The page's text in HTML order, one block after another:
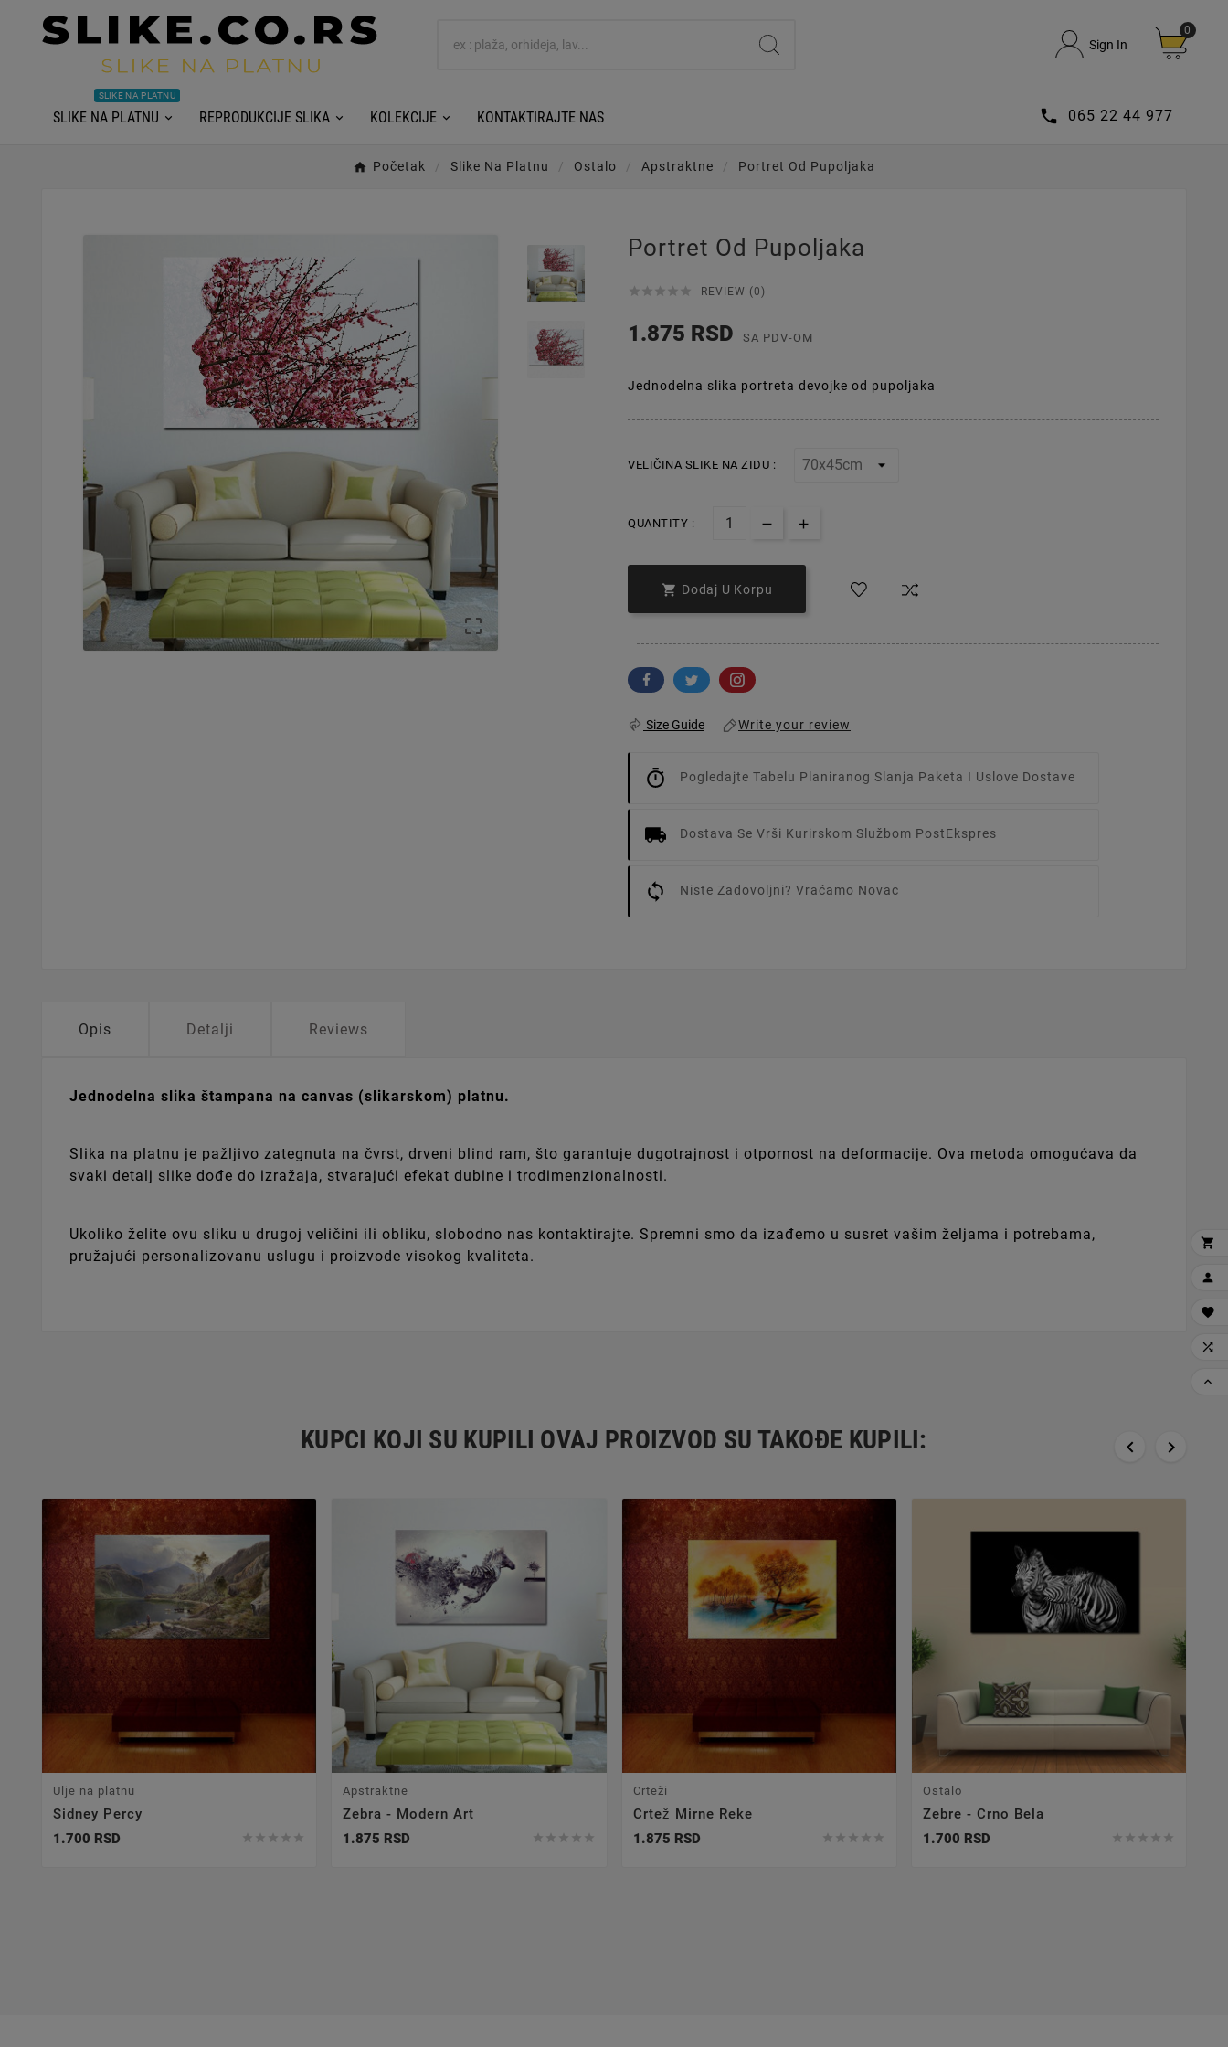
Sign In
0
SLIKE NA PLATNU
SLIKE NA PLATNU
REPRODUKCIJE SLIKA KOLEKCIJE KONTAKTIRAJTE NAS  065 22 44 977
Početak Slike Na Platnu Ostalo Apstraktne Portret Od Pupoljaka

Portret Od Pupoljaka
     REVIEW (0)
1.875 RSD SA PDV-OM
Jednodelna slika portreta devojke od pupoljaka
VELIČINA SLIKE NA ZIDU :
QUANTITY :
 Dodaj U Korpu
Size Guide Write your review
Pogledajte Tabelu Planiranog Slanja Paketa I Uslove Dostave
Dostava Se Vrši Kurirskom Službom PostEkspres
Niste Zadovoljni? Vraćamo Novac
Opis Detalji Reviews
Jednodelna slika štampana na canvas (slikarskom) platnu.
Slika na platnu je pažljivo zategnuta na čvrst, drveni blind ram, što garantuje dugotrajnost i otpornost na deformacije. Ova metoda omogućava da
svaki detalj slike dođe do izražaja, stvarajući efekat dubine i trodimenzionalnosti.
Ukoliko želite ovu sliku u drugoj veličini ili obliku, slobodno nas kontaktirajte. Spremni smo da izađemo u susret vašim željama i potrebama,
pružajući personalizovanu uslugu i proizvode visokog kvaliteta.
KUPCI KOJI SU KUPILI OVAJ PROIZVOD SU TAKOĐE KUPILI:  
Ulje na platnu
Sidney Percy
    
1.700 RSD
Apstraktne
Zebra - Modern Art
    
1.875 RSD
Crteži
Crtež Mirne Reke
    
1.875 RSD
Ostalo
Zebre - Crno Bela
    
1.700 RSD




